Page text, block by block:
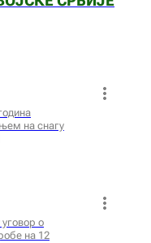
на снагу
о
на 12